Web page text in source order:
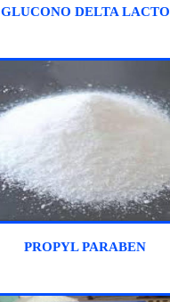
GLUCONO DELTA LACTO
PROPYL PARABEN